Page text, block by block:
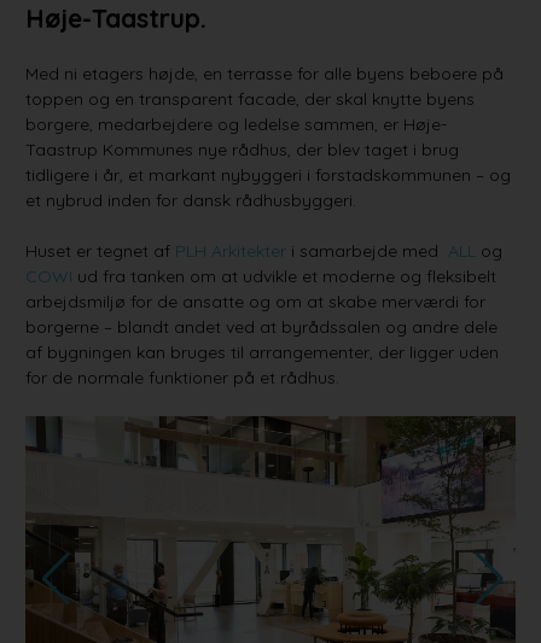
Høje-Taastrup.
Med ni etagers højde, en terrasse for alle byens beboere på
toppen og en transparent facade, der skal knytte byens
borgere, medarbejdere og ledelse sammen, er Høje-
Taastrup Kommunes nye rådhus, der blev taget i brug
tidligere i år, et markant nybyggeri i forstadskommunen – og
et nybrud inden for dansk rådhusbyggeri.
Huset er tegnet af PLH Arkitekteri samarbejde med ALL og
COWI ud fra tanken om at udvikle et moderne og fleksibelt
arbejdsmiljø for de ansatte og om at skabe merværdi for
borgerne – blandt andet ved at byrådssalen og andre dele
af bygningen kan bruges til arrangementer, der ligger uden
for de normale funktioner på et rådhus.